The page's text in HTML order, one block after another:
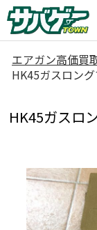
エアガン高価買
HK45ガスロン
HK45ガスロ